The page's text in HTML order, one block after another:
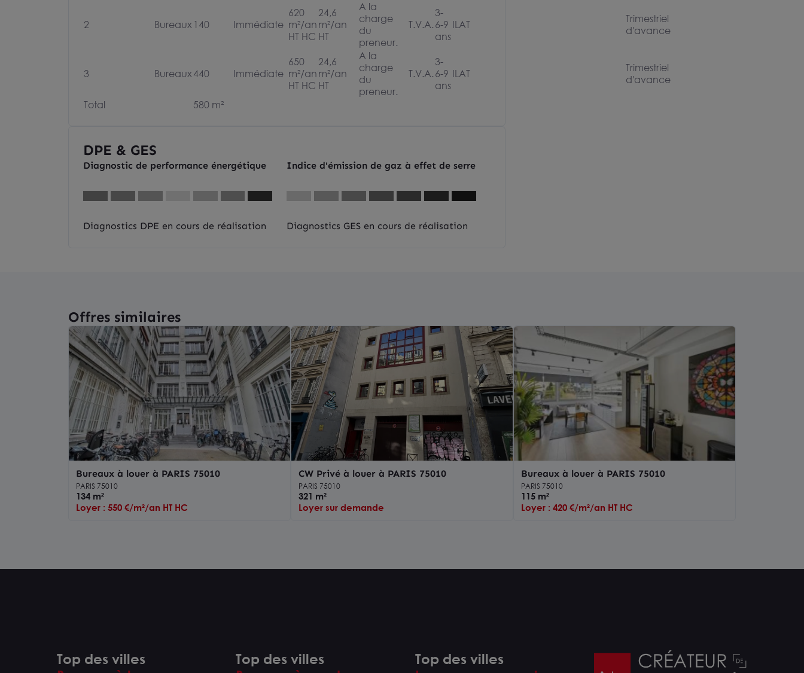
2 Bureaux 140 Immédiate
620
m²/an
HT HC
24,6
m²/an
HT
A la
charge
du
preneur.
T.V.A.
3-
6-9
ans
ILAT
Trimestriel
d'avance
3 Bureaux440 Immédiate
650
m²/an
HT HC
24,6
m²/an
HT
A la
charge
du
preneur.
T.V.A.
3-
6-9
ans
ILAT
Trimestriel
d'avance
Total 580 m²
DPE & GES
Diagnostic de performance énergétique
Diagnostics DPE en cours de réalisation
Indice d'émission de gaz à effet de serre
Diagnostics GES en cours de réalisation
Offres similaires
Bureaux à louer à PARIS 75010
PARIS 75010
134 m²
Loyer : 550 €/m²/an HT HC
CW Privé à louer à PARIS 75010
PARIS 75010
321 m²
Loyer sur demande
Bureaux à louer à PARIS 75010
PARIS 75010
115 m²
Loyer : 420 €/m²/an HT HC
Top des villes
Top des villes
Top des villes